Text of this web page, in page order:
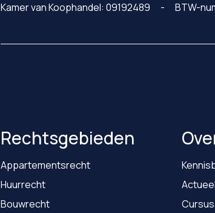
Kamer van Koophandel: 09192489
BTW-
Rechtsgebieden
Appartementsrecht
Huurrecht
Bouwrecht
Actueel